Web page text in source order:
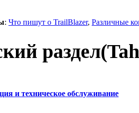
: Что пишут о TrailBlazer, Различные
и техническое обслуживание